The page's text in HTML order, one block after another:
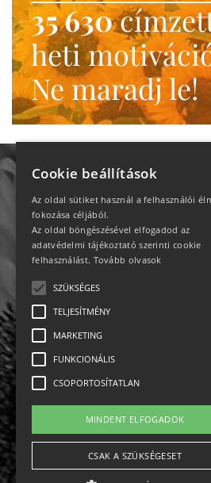
35 630
heti
Ne maradj le!
Adatvédelem
Impresszum-
English
Ebike Osztrák sípályák
Cookie beállítások
Az oldal sütiket használ a felhasználói
fokozása céljából.
Az oldal böngészésével elfogadod az
adatvédelmi tájékoztató szerinti cookie
felhasználást. Tovább olvasok
SZÜKSÉGES
TELJESÍTMÉNY
MARKETING
FUNKCIONÁLIS
CSOPORTOSÍTATLAN
MINDENT ELFOGADOK
CSAK A SZÜKSÉGESET